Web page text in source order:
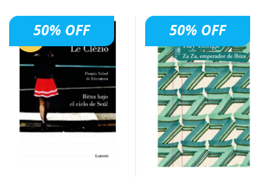
-50%50% OFF 50% OFF